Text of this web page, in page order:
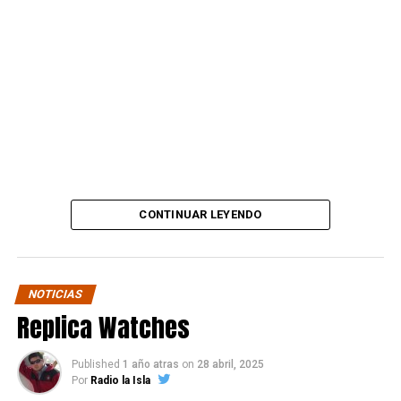
lo dejé este local que se
hizo en sociedad con el
que era un gran amigo.”
La publicación también deja ver su decisión de avanzar
en todos los frentes posibles:
CONTINUAR LEYENDO
NOTICIAS
Replica Watches
Published 1 año atras on 28 abril, 2025
Por Radio la Isla